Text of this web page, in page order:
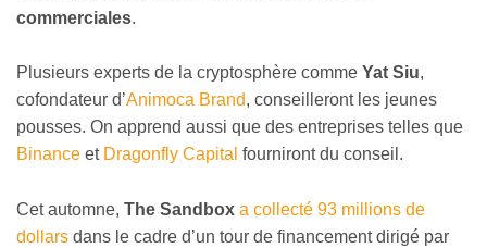
commerciales.
Plusieurs experts de la cryptosphère comme Yat Siu,
cofondateur d’Animoca Brand, conseilleront les jeunes
pousses. On apprend aussi que des entreprises telles que
Binance et Dragonfly Capital fourniront du conseil.
Cet automne, The Sandbox a collecté 93 millions de
dollars dans le cadre d’un tour de financement dirigé par